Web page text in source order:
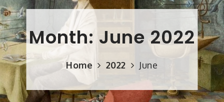
Month: June 2022
Home 2022 June